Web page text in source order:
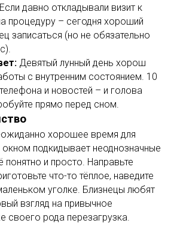
давно откладывали визит к
процедуру – сегодня хороший
записаться (но не обязательно
Девятый лунный день хорош
с внутренним состоянием. 10
и новостей – и голова
прямо перед сном.
хорошее время для
подкидывает неоднозначные
понятно и просто. Направьте
что-то тёплое, наведите
уголке. Близнецы любят
взгляд на привычное
своего рода перезагрузка.